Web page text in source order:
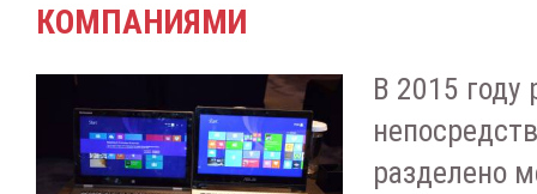
КОМПАНИЯМИ
В 2015 году
разделено